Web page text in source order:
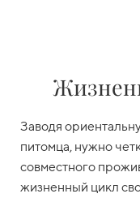
Заводя
питомца, нужно
совместного
жизненный цикл